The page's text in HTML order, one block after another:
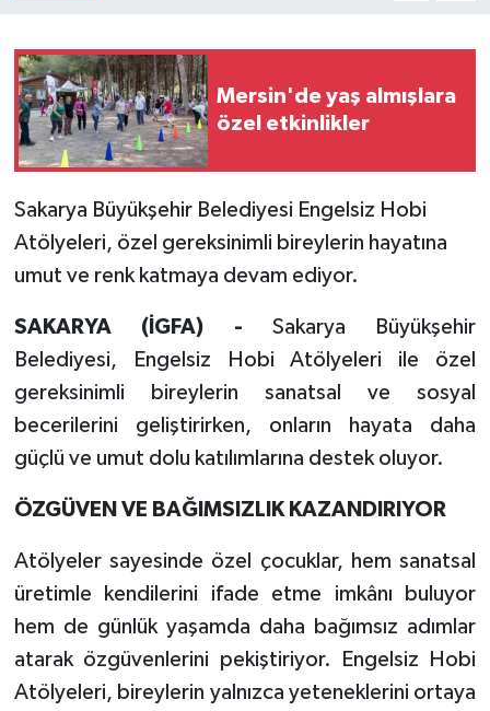
Mersin'de yaş almışlara
özel etkinlikler
Sakarya Büyükşehir Belediyesi Engelsiz Hobi
Atölyeleri, özel gereksinimli bireylerin hayatına
umut ve renk katmaya devam ediyor.
SAKARYA (İGFA) - Sakarya Büyükşehir
Belediyesi, Engelsiz Hobi Atölyeleri ile özel
gereksinimli bireylerin sanatsal ve sosyal
becerilerini geliştirirken, onların hayata daha
güçlü ve umut dolu katılımlarına destek oluyor.
ÖZGÜVEN VE BAĞIMSIZLIK KAZANDIRIYOR
Atölyeler sayesinde özel çocuklar, hem sanatsal
üretimle kendilerini ifade etme imkânı buluyor
hem de günlük yaşamda daha bağımsız adımlar
atarak özgüvenlerini pekiştiriyor. Engelsiz Hobi
Atölyeleri, bireylerin yalnızca yeteneklerini ortaya